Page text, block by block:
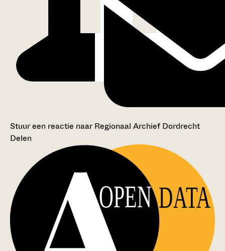
Stuur een reactie naar Regionaal Archief Dordrecht
Delen
OPEN DATA